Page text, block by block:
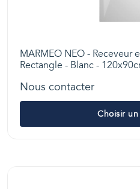
MARMEO NEO - Receveur
Rectangle - Blanc -
Nous contacter
Choisir